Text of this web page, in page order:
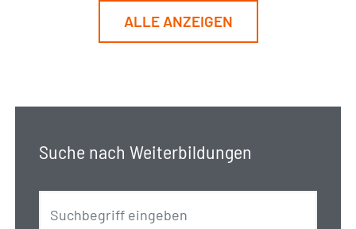
ALLE ANZEIGEN
Suche nach Weiterbildungen